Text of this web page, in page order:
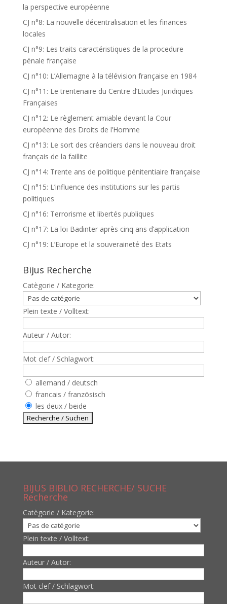
la perspective européenne
CJ n°8: La nouvelle décentralisation et les finances
locales
CJ n°9: Les traits caractéristiques de la procedure
pénale française
CJ n°10: L’Allemagne à la télévision française en 1984
CJ n°11: Le trentenaire du Centre d’Etudes Juridiques
Françaises
CJ n°12: Le règlement amiable devant la Cour
européenne des Droits de l’Homme
CJ n°13: Le sort des créanciers dans le nouveau droit
français de la faillite
CJ n°14: Trente ans de politique pénitentiaire française
CJ n°15: L’influence des institutions sur les partis
politiques
CJ n°16: Terrorisme et libertés publiques
CJ n°17: La loi Badinter après cinq ans d’application
CJ n°19: L’Europe et la souveraineté des Etats
Bijus Recherche
Catègorie / Kategorie:
Plein texte / Volltext:
Auteur / Autor:
Mot clef / Schlagwort:
allemand / deutsch
francais / französisch
les deux / beide
BIJUS BIBLIO RECHERCHE/ SUCHE
Recherche
Catègorie / Kategorie:
Plein texte / Volltext:
Auteur / Autor:
Mot clef / Schlagwort: